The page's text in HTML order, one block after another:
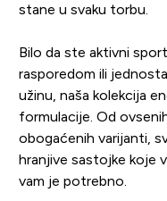
stane u svaku torbu.
Bilo da ste aktivni
rasporedom ili
užinu, naša kolekcija
formulacije. Od
obogaćenih varijanti,
hranjive sastojke koje
vam je potrebno.